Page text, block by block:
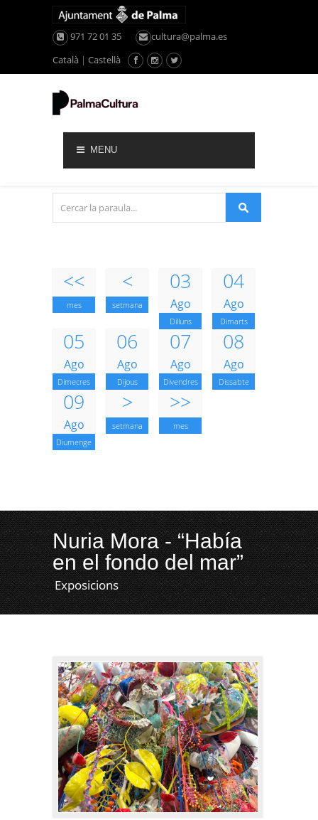
971 72 01 35
cultura@palma.es
Català | Castellà
MENU
<<
mes
<
setmana
03
Ago
Dilluns
04
Ago
Dimarts
05
Ago
Dimecres
06
Ago
Dijous
07
Ago
Divendres
08
Ago
Dissabte
09
Ago
Diumenge
>
setmana
>>
mes
Nuria Mora - “Había
en el fondo del mar”
Exposicions